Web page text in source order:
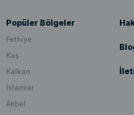
Popüler Bölgeler
Fethiye
Kaş
Kalkan
İslamlar
Akbel